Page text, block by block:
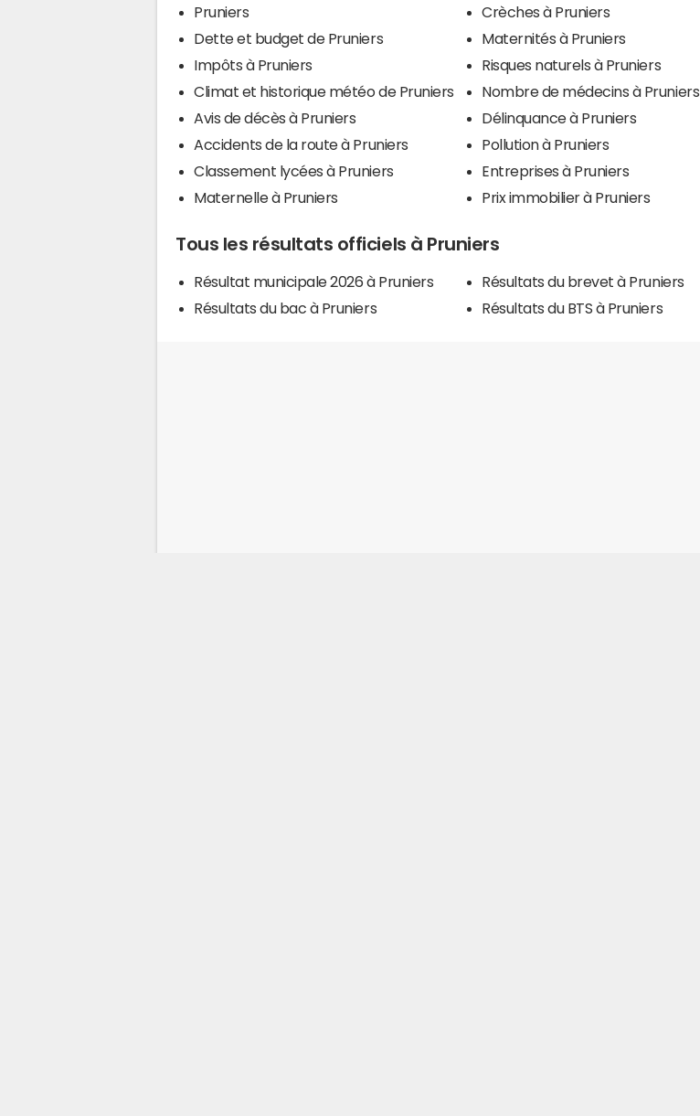
Pruniers
Dette et budget de Pruniers
Impôts à Pruniers
Climat et historique météo de Pruniers
Avis de décès à Pruniers
Accidents de la route à Pruniers
Classement lycées à Pruniers
Maternelle à Pruniers
Crèches à Pruniers
Maternités à Pruniers
Risques naturels à Pruniers
Nombre de médecins à Pruniers
Délinquance à Pruniers
Pollution à Pruniers
Entreprises à Pruniers
Prix immobilier à Pruniers
Tous les résultats officiels à Pruniers
Résultat municipale 2026 à Pruniers
Résultats du bac à Pruniers
Résultats du brevet à Pruniers
Résultats du BTS à Pruniers